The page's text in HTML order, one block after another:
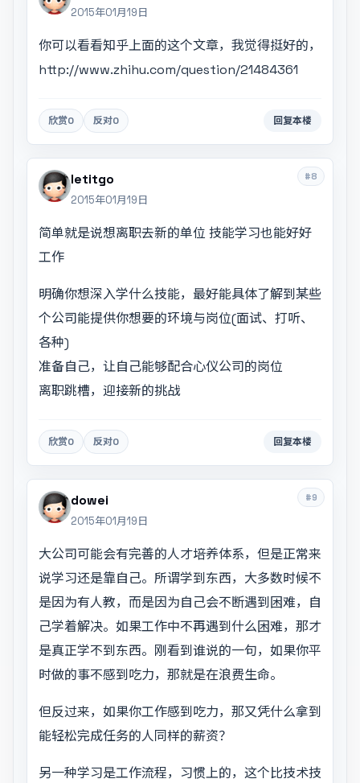
2015年01月19日
你可以看看知乎上面的这个文章，我觉得挺好的，
http://www.zhihu.com/question/21484361
欣赏0 反对0 回复本楼
#8
letitgo
2015年01月19日
简单就是说想离职去新的单位 技能学习也能好好
工作
明确你想深入学什么技能，最好能具体了解到某些
个公司能提供你想要的环境与岗位(面试、打听、
各种)
准备自己，让自己能够配合心仪公司的岗位
离职跳槽，迎接新的挑战
欣赏0 反对0 回复本楼
#9
dowei
2015年01月19日
大公司可能会有完善的人才培养体系，但是正常来
说学习还是靠自己。所谓学到东西，大多数时候不
是因为有人教，而是因为自己会不断遇到困难，自
己学着解决。如果工作中不再遇到什么困难，那才
是真正学不到东西。刚看到谁说的一句，如果你平
时做的事不感到吃力，那就是在浪费生命。
但反过来，如果你工作感到吃力，那又凭什么拿到
能轻松完成任务的人同样的薪资？
另一种学习是工作流程，习惯上的，这个比技术技